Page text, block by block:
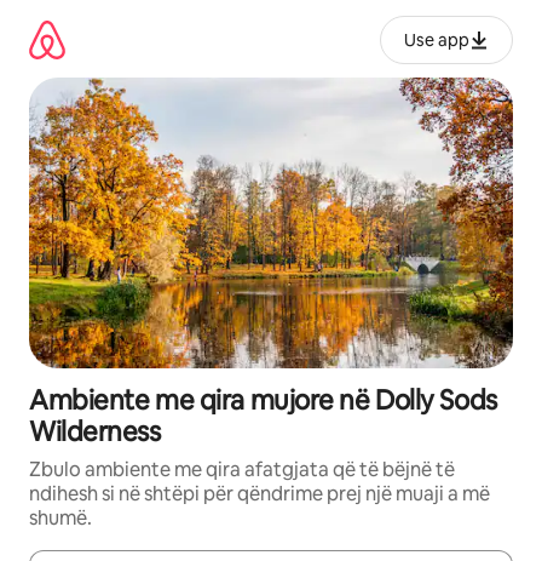
përmbajtja
Use app
Ambiente me qira mujore në Dolly Sods
Wilderness
Zbulo ambiente me qira afatgjata që të bëjnë të
ndihesh si në shtëpi për qëndrime prej një muaji a më
shumë.